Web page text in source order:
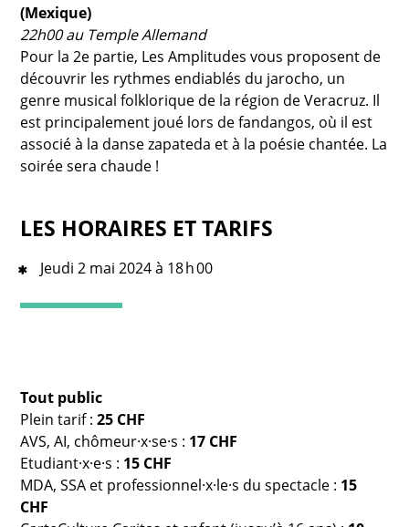
(Mexique)
22h00 au Temple Allemand
Pour la 2e partie, Les Amplitudes vous proposent de
découvrir les rythmes endiablés du jarocho, un
genre musical folklorique de la région de Veracruz. Il
est principalement joué lors de fandangos, où il est
associé à la danse zapateda et à la poésie chantée. La
soirée sera chaude !
LES HORAIRES ET TARIFS
Jeudi 2 mai 2024 à 18 h 00
Tout public
Plein tarif :25 CHF
AVS, AI, chômeur·x·se·s : 17 CHF
Etudiant·x·e·s : 15 CHF
MDA, SSA et professionnel·x·le·s du spectacle : 15
CHF